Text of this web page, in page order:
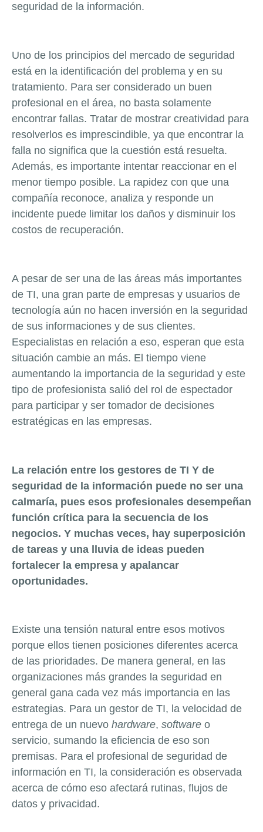
seguridad de la información.
Uno de los principios del mercado de seguridad
está en la identificación del problema y en su
tratamiento. Para ser considerado un buen
profesional en el área, no basta solamente
encontrar fallas. Tratar de mostrar creatividad para
resolverlos es imprescindible, ya que encontrar la
falla no significa que la cuestión está resuelta.
Además, es importante intentar reaccionar en el
menor tiempo posible. La rapidez con que una
compañía reconoce, analiza y responde un
incidente puede limitar los daños y disminuir los
costos de recuperación.
A pesar de ser una de las áreas más importantes
de TI, una gran parte de empresas y usuarios de
tecnología aún no hacen inversión en la seguridad
de sus informaciones y de sus clientes.
Especialistas en relación a eso, esperan que esta
situación cambie an más. El tiempo viene
aumentando la importancia de la seguridad y este
tipo de profesionista salió del rol de espectador
para participar y ser tomador de decisiones
estratégicas en las empresas.
La relación entre los gestores de TI Y de
seguridad de la información puede no ser una
calmaría, pues esos profesionales desempeñan
función crítica para la secuencia de los
negocios. Y muchas veces, hay superposición
de tareas y una lluvia de ideas pueden
fortalecer la empresa y apalancar
oportunidades.
Existe una tensión natural entre esos motivos
porque ellos tienen posiciones diferentes acerca
de las prioridades. De manera general, en las
organizaciones más grandes la seguridad en
general gana cada vez más importancia en las
estrategias. Para un gestor de TI, la velocidad de
entrega de un nuevo hardware, software o
servicio, sumando la eficiencia de eso son
premisas. Para el profesional de seguridad de
información en TI, la consideración es observada
acerca de cómo eso afectará rutinas, flujos de
datos y privacidad.